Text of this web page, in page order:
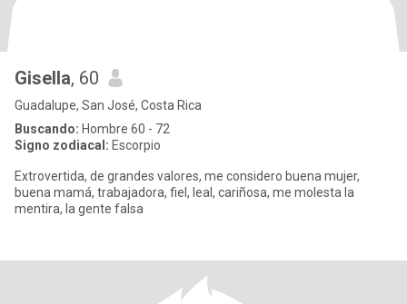
Gisella, 60
Guadalupe, San José, Costa Rica
Buscando: Hombre 60 - 72
Signo zodiacal: Escorpio
Extrovertida, de grandes valores, me considero buena mujer,
buena mamá, trabajadora, fiel, leal, cariñosa, me molesta la
mentira, la gente falsa